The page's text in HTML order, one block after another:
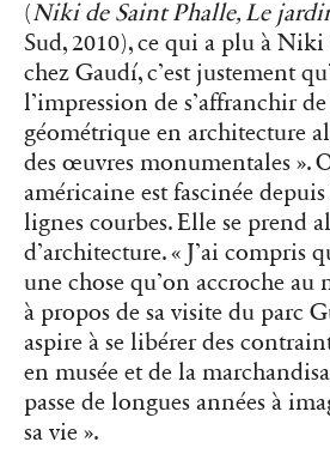
(Niki de Saint Phalle, Le
Sud, 2010), ce qui a plu à
chez Gaudí, c’est justement
l’impression de s’affranchir
géométrique en architecture
des œuvres monumentales ».
américaine est fascinée
lignes courbes. Elle se prend
d’architecture. « J’ai compris
une chose qu’on accroche au
à propos de sa visite du parc
aspire à se libérer des
en musée et de la
passe de longues années à
sa vie ».